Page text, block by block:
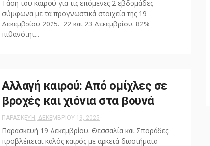
Τάση του καιρού για τις επόμενες 2 εβδομάδες
σύμφωνα με τα προγνωστικά στοιχεία της 19
Δεκεμβρίου 2025. 22 και 23 Δεκεμβρίου. 82%
πιθανότητ...
Αλλαγή καιρού: Από ομίχλες σε
βροχές και χιόνια στα βουνά
ΠΑΡΑΣΚΕΥΉ, ΔΕΚΕΜΒΡΊΟΥ 19, 2025
Παρασκευή 19 Δεκεμβρίου. Θεσσαλία και Σποράδες:
προβλέπεται καλός καιρός με αρκετά διαστήματα